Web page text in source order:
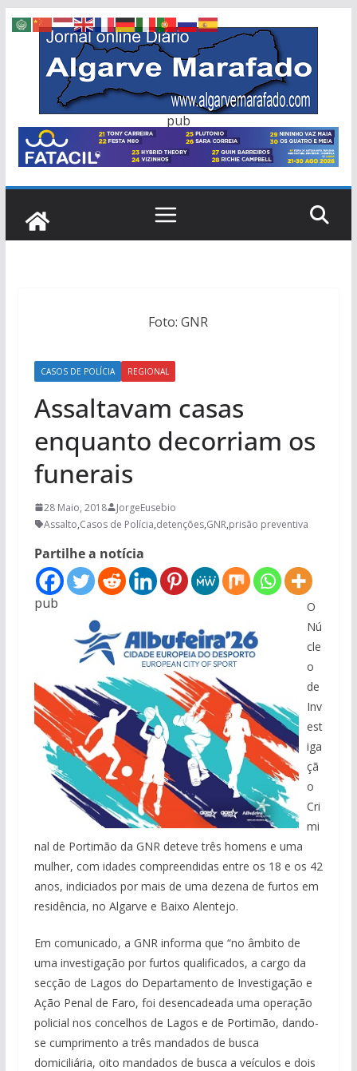
Skip
content
pub
Foto: GNR
CASOS DE POLÍCIA REGIONAL
Assaltavam casas
enquanto decorriam os
funerais
28 Maio, 2018
JorgeEusebio
Assalto,Casos de Polícia,detenções,GNR,prisão preventiva
Partilhe a notícia
pub
O
Nú
cle
o
de
Inv
est
iga
çã
o
Cri
mi
nal de Portimão da GNR deteve três homens e uma
mulher, com idades compreendidas entre os 18 e os 42
anos, indiciados por mais de uma dezena de furtos em
residência, no Algarve e Baixo Alentejo.
Em comunicado, a GNR informa que “no âmbito de
uma investigação por furtos qualificados, a cargo da
secção de Lagos do Departamento de Investigação e
Ação Penal de Faro, foi desencadeada uma operação
policial nos concelhos de Lagos e de Portimão, dando-
se cumprimento a três mandados de busca
domiciliária, oito mandados de busca a veículos e dois